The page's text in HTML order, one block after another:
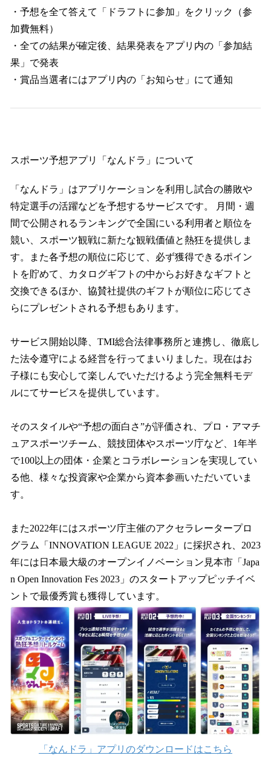
・予想を全て答えて「ドラフトに参加」をクリック（参
加費無料）
・全ての結果が確定後、結果発表をアプリ内の「参加結
果」で発表
・賞品当選者にはアプリ内の「お知らせ」にて通知
スポーツ予想アプリ「なんドラ」について
「なんドラ」はアプリケーションを利用し試合の勝敗や
特定選手の活躍などを予想するサービスです。 月間・週
間で公開されるランキングで全国にいる利用者と順位を
競い、スポーツ観戦に新たな観戦価値と熱狂を提供しま
す。また各予想の順位に応じて、必ず獲得できるポイン
トを貯めて、カタログギフトの中からお好きなギフトと
交換できるほか、協賛社提供のギフトが順位に応じてさ
らにプレゼントされる予想もあります。
サービス開始以降、TMI総合法律事務所と連携し、徹底し
た法令遵守による経営を行ってまいりました。現在はお
子様にも安心して楽しんでいただけるよう完全無料モデ
ルにてサービスを提供しています。
そのスタイルや“予想の面白さ”が評価され、プロ・アマチ
ュアスポーツチーム、競技団体やスポーツ庁など、1年半
で100以上の団体・企業とコラボレーションを実現してい
る他、様々な投資家や企業から資本参画いただいていま
す。
また2022年にはスポーツ庁主催のアクセラレータープロ
グラム「INNOVATION LEAGUE 2022」に採択され、2023
年には日本最大級のオープンイノベーション見本市「Japa
n Open Innovation Fes 2023」のスタートアップピッチイベ
ントで最優秀賞も獲得しています。
「なんドラ」アプリのダウンロードはこちら